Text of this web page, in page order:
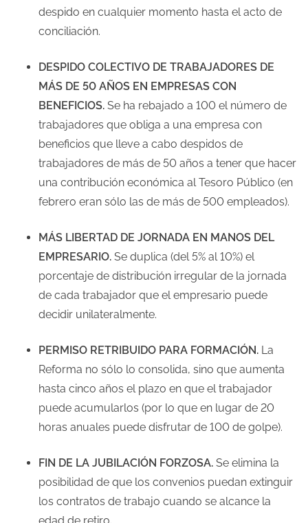
despido en cualquier momento hasta el acto de
conciliación.
DESPIDO COLECTIVO DE TRABAJADORES DE
MÁS DE 50 AÑOS EN EMPRESAS CON
BENEFICIOS. Se ha rebajado a 100 el número de
trabajadores que obliga a una empresa con
beneficios que lleve a cabo despidos de
trabajadores de más de 50 años a tener que hacer
una contribución económica al Tesoro Público (en
febrero eran sólo las de más de 500 empleados).
MÁS LIBERTAD DE JORNADA EN MANOS DEL
EMPRESARIO. Se duplica (del 5% al 10%) el
porcentaje de distribución irregular de la jornada
de cada trabajador que el empresario puede
decidir unilateralmente.
PERMISO RETRIBUIDO PARA FORMACIÓN. La
Reforma no sólo lo consolida, sino que aumenta
hasta cinco años el plazo en que el trabajador
puede acumularlos (por lo que en lugar de 20
horas anuales puede disfrutar de 100 de golpe).
FIN DE LA JUBILACIÓN FORZOSA. Se elimina la
posibilidad de que los convenios puedan extinguir
los contratos de trabajo cuando se alcance la
edad de retiro.